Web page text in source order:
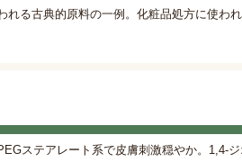
れる古典的原料の一例。化粧品処方に使わ
ステアレート系で皮膚刺激穏やか。1,4-